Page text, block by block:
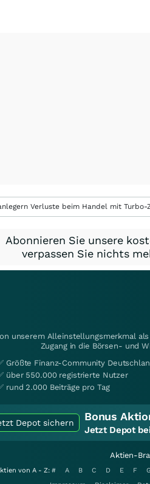
Verluste beim Handel mit
Abonnieren Sie unsere
verpassen Sie nichts
unserem Alleinstellungsmerkmal
Zugang in die Börsen- und
Größte Finanz-Community
über 550.000 registrierte Nutzer
rund 2.000 Beiträge pro Tag
Depot sichern Bonus
Jetzt Depot
Aktien-
von A - Z: # A B C D E F G